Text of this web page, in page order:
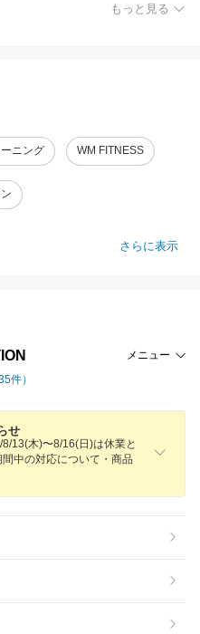
もっと見る
ニング WM FITNESS
さらに表示
メニュー
件）
せ
13(木)〜8/16(日)は休業と
中の対応について・商品